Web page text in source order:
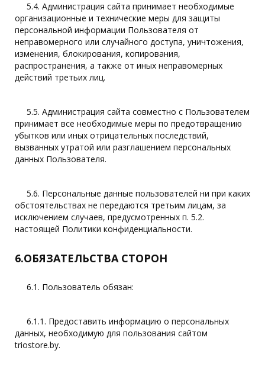
5.4. Администрация сайта принимает необходимые
организационные и технические меры для защиты
персональной информации Пользователя от
неправомерного или случайного доступа, уничтожения,
изменения, блокирования, копирования,
распространения, а также от иных неправомерных
действий третьих лиц.
5.5. Администрация сайта совместно с Пользователем
принимает все необходимые меры по предотвращению
убытков или иных отрицательных последствий,
вызванных утратой или разглашением персональных
данных Пользователя.
5.6. Персональные данные пользователей ни при каких
обстоятельствах не передаются третьим лицам, за
исключением случаев, предусмотренных п. 5.2.
настоящей Политики конфиденциальности.
6.ОБЯЗАТЕЛЬСТВА СТОРОН
6.1. Пользователь обязан:
6.1.1. Предоставить информацию о персональных
данных, необходимую для пользования сайтом
triostore.by.